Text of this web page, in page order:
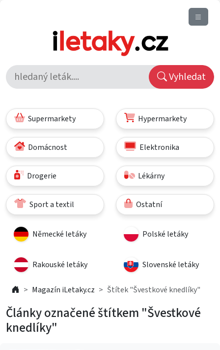
Vyhledat
Supermarkety Hypermarkety
Domácnost Elektronika
Drogerie Lékárny
Sport a textil Ostatní
Německé letáky Polské letáky
Rakouské letáky Slovenské letáky
Magazín iLetaky.cz Štítek "Švestkové knedlíky"
Články označené štítkem "Švestkové
knedlíky"